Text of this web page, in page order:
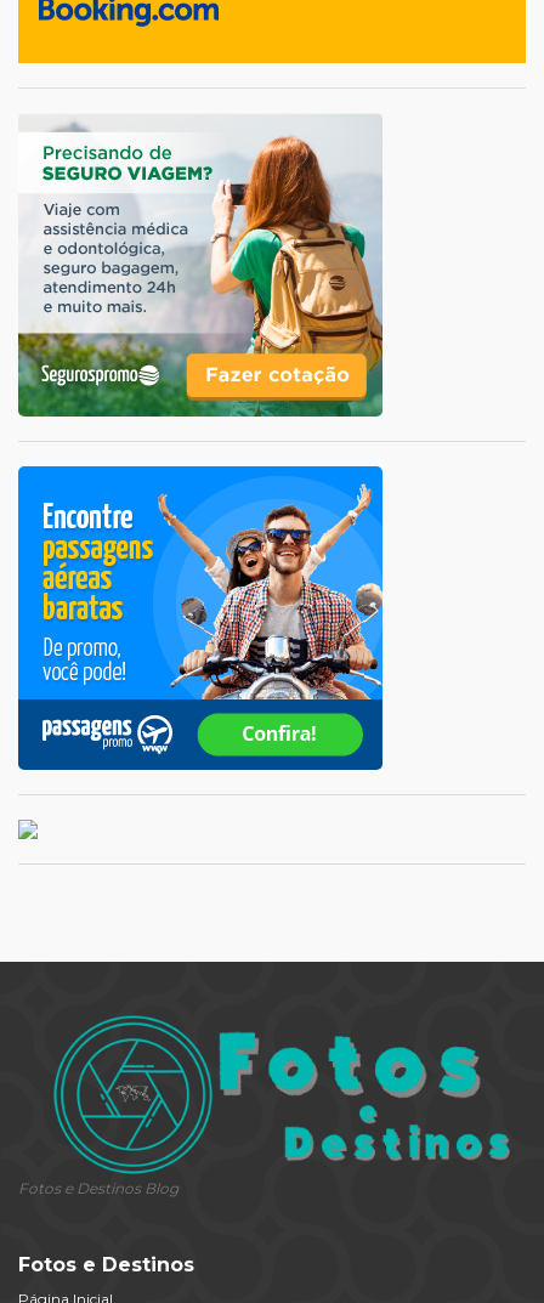
Fotos e Destinos Blog
Fotos e Destinos
Página Inicial